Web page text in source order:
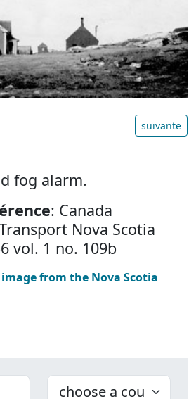
suivante
fog alarm.
: Canada
Nova Scotia
vol. 1 no. 109b
from the Nova Scotia